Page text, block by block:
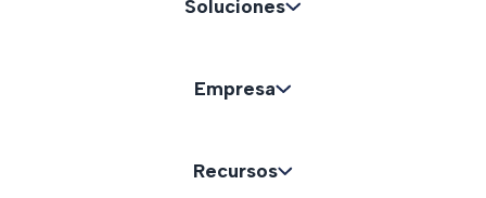
Soluciones
Empresa
Recursos